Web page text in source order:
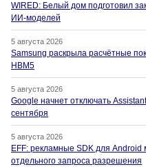
WIRED: Белый дом подготовил
ИИ-моделей
5 августа 2026
Samsung раскрыла расчётные
HBM5
5 августа 2026
Google начнет отключать
сентября
5 августа 2026
EFF: рекламные SDK для Android
отдельного запроса разрешения